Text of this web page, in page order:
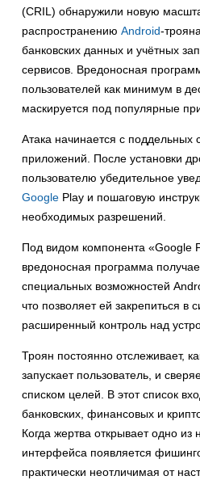
(CRIL) обнаружили новую
распространению Android-
банковских данных и учётных
сервисов. Вредоносная
пользователей как минимум в
маскируется под популярные
Атака начинается с поддельных
приложений. После установки
пользователю убедительное
Google Play и пошаговую
необходимых разрешений.
Под видом компонента «Google
вредоносная программа
специальных возможностей
что позволяет ей закрепиться в
расширенный контроль над
Троян постоянно отслеживает,
запускает пользователь, и
списком целей. В этот список
банковских, финансовых и
Когда жертва открывает одно из
интерфейса появляется
практически неотличимая от